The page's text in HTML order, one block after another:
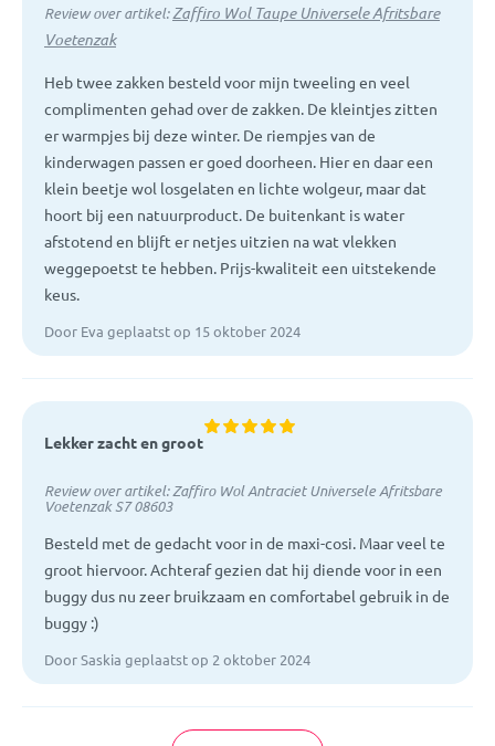
Review over artikel:Zaffiro Wol Taupe Universele Afritsbare
Voetenzak
Heb twee zakken besteld voor mijn tweeling en veel
complimenten gehad over de zakken. De kleintjes zitten
er warmpjes bij deze winter. De riempjes van de
kinderwagen passen er goed doorheen. Hier en daar een
klein beetje wol losgelaten en lichte wolgeur, maar dat
hoort bij een natuurproduct. De buitenkant is water
afstotend en blijft er netjes uitzien na wat vlekken
weggepoetst te hebben. Prijs-kwaliteit een uitstekende
keus.
Door Eva geplaatst op 15 oktober 2024
Lekker zacht en groot
Review over artikel:Zaffiro Wol Antraciet Universele Afritsbare
Voetenzak S7 08603
Besteld met de gedacht voor in de maxi-cosi. Maar veel te
groot hiervoor. Achteraf gezien dat hij diende voor in een
buggy dus nu zeer bruikzaam en comfortabel gebruik in de
buggy :)
Door Saskia geplaatst op 2 oktober 2024